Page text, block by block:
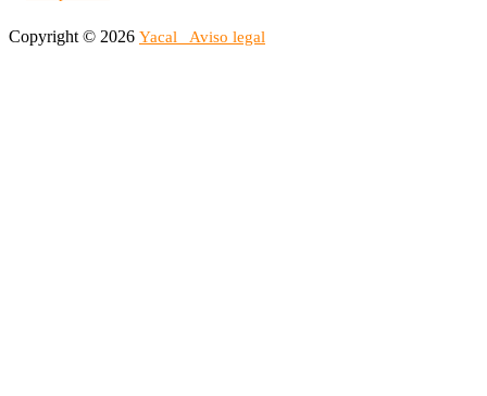
Copyright © 2026 Yacal Aviso legal